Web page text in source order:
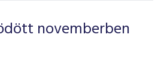
novemberben